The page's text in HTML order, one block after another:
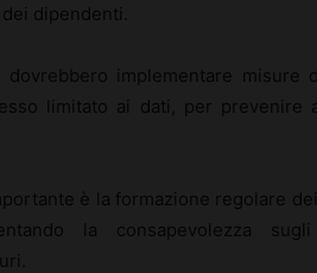
dipendenti.
dovrebbero implementare
limitato ai dati, per
è la formazione regolare
la consapevolezza